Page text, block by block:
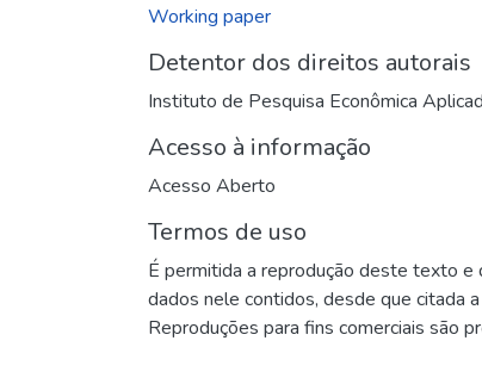
Working paper
Detentor dos direitos autorais
Instituto de Pesquisa Econômica
Acesso à informação
Acesso Aberto
Termos de uso
É permitida a reprodução deste texto e
dados nele contidos, desde que citada
Reproduções para fins comerciais são